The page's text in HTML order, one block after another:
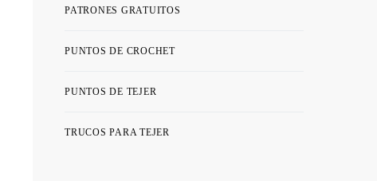
PATRONES GRATUITOS
PUNTOS DE CROCHET
PUNTOS DE TEJER
TRUCOS PARA TEJER